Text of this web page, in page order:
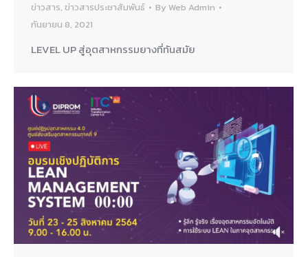
ข่าวสาร, ข่าวสารประชาสัมพันธ์ By Web Admin
กันยายน 8, 2021
LEVEL UP สู่อุตสาหกรรมยางที่ทันสมัย